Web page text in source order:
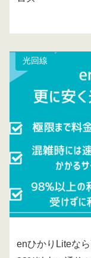
光回線
enひかりLiteな